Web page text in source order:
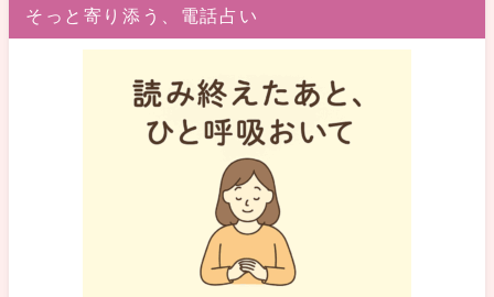
そっと寄り添う、電話占い